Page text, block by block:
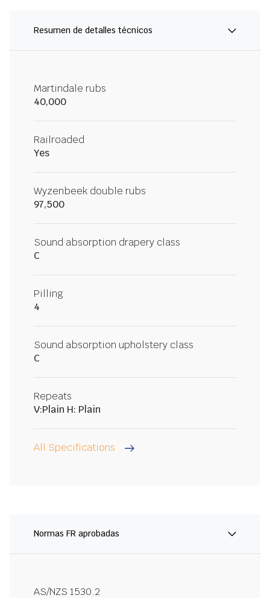
Resumen de detalles técnicos
Martindale rubs
40,000
Railroaded
Yes
Wyzenbeek double rubs
97,500
Sound absorption drapery class
C
Pilling
4
Sound absorption upholstery class
C
Repeats
V:Plain H: Plain
All Specifications
Normas FR aprobadas
AS/NZS 1530.2